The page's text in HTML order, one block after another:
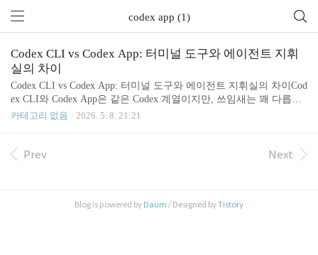
codex app (1)
Codex CLI vs Codex App: 터미널 도구와 에이전트 지휘
실의 차이
Codex CLI vs Codex App: 터미널 도구와 에이전트 지휘실의 차이Cod
ex CLI와 Codex App은 같은 Codex 계열이지만, 쓰임새는 꽤 다릅니
다. CLI는 터미널 안에서 한 저장소를 빠르게 파고드는 도구에 가깝
인하면, Codex App은 macOS와 Windows에서 사용할 수 있고, Codex
널에서 바로 쓰는 ..
카테고리 없음 2026. 5. 8. 21:21
Prev Next
Blog is powered by Daum / Designed byTistory